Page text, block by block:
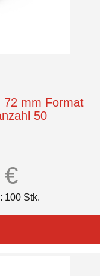
72 mm Format
50
100 Stk.